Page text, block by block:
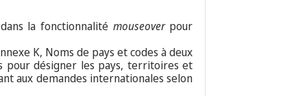
la fonctionnalité mouseoverpour
K, Noms de pays et codes à deux
pour désigner les pays, territoires et
aux demandes internationales selon